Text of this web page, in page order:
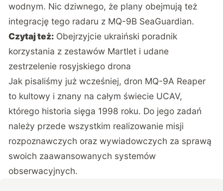
wodnym. Nic dziwnego, że plany obejmują też
integrację tego radaru z MQ-9B SeaGuardian.
Czytaj też: Obejrzyjcie ukraiński poradnik
korzystania z zestawów Martlet i udane
zestrzelenie rosyjskiego drona
Jak pisaliśmy już wcześniej, dron MQ-9A Reaper
to kultowy i znany na całym świecie UCAV,
którego historia sięga 1998 roku. Do jego zadań
należy przede wszystkim realizowanie misji
rozpoznawczych oraz wywiadowczych za sprawą
swoich zaawansowanych systemów
obserwacyjnych.